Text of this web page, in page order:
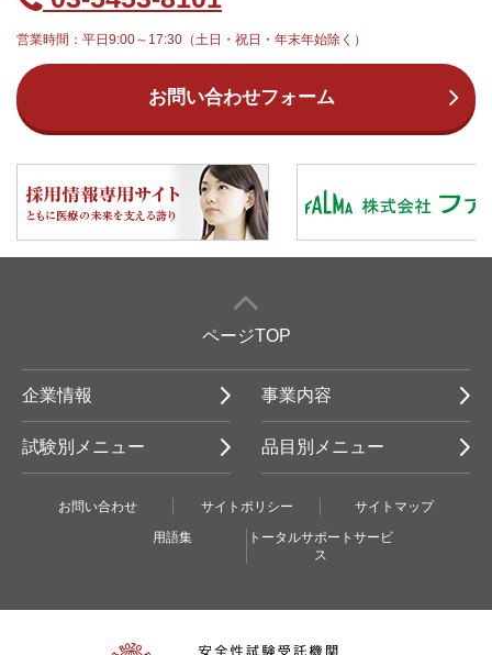
営業時間：平日9:00～17:30（土日・祝日・年末年始除く）
お問い合わせフォーム
ページTOP
企業情報 事業内容
試験別メニュー 品目別メニュー
お問い合わせ サイトポリシー
サイトマップ
用語集
トータルサポートサービ
ス